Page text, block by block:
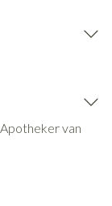
Apotheker van